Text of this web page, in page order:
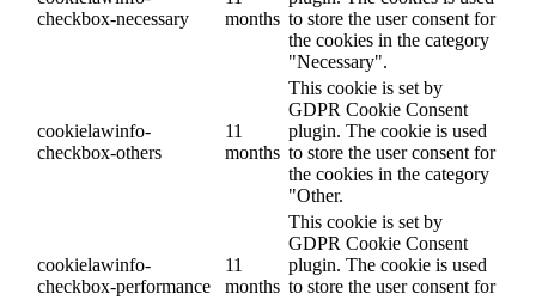
checkbox-necessary
months to store the user consent for
the cookies in the category
"Necessary".
cookielawinfo-
checkbox-others
11
months
This cookie is set by
GDPR Cookie Consent
plugin. The cookie is used
to store the user consent for
the cookies in the category
"Other.
cookielawinfo-
checkbox-performance
11
months
This cookie is set by
GDPR Cookie Consent
plugin. The cookie is used
to store the user consent for